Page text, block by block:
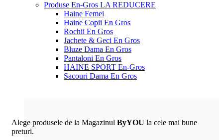
Produse En-Gros LA REDUCERE
Haine Femei
Haine Copii En Gros
Rochii En Gros
Jachete & Geci En Gros
Bluze Dama En Gros
Pantaloni En Gros
HAINE SPORT En-Gros
Sacouri Dama En Gros
Alege produsele de la Magazinul ByYOU la cele mai bune
preturi.